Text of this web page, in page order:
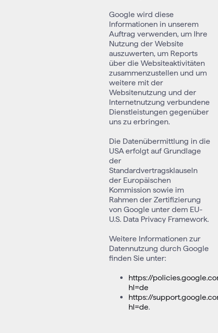
Google wird diese
Informationen in unserem
Auftrag verwenden, um Ihre
Nutzung der Website
auszuwerten, um Reports
über die Websiteaktivitäten
zusammenzustellen und um
weitere mit der
Websitenutzung und der
Internetnutzung verbundene
Dienstleistungen gegenüber
uns zu erbringen.
Die Datenübermittlung in die
USA erfolgt auf Grundlage
der
Standardvertragsklauseln
der Europäischen
Kommission sowie im
Rahmen der Zertifizierung
von Google unter dem EU-
U.S. Data Privacy Framework.
Weitere Informationen zur
Datennutzung durch Google
finden Sie unter:
https://
hl=de
https://
hl=de.